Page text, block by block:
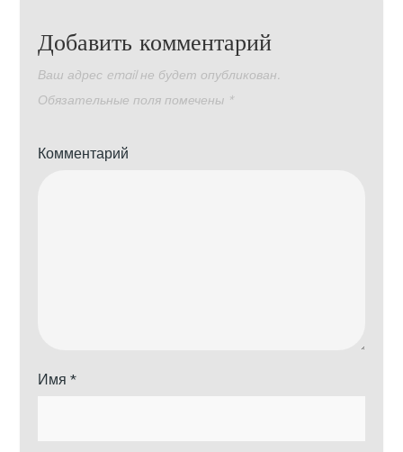
Добавить комментарий
Ваш адрес email не будет опубликован.
Обязательные поля помечены *
Комментарий
Имя*